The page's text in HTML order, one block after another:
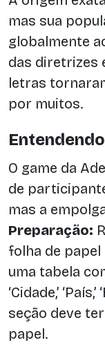
mas sua
globalmente
das diretrizes
letras
por muitos.
O game da
de
mas a
Preparação:
folha de
uma tabela
‘Cidade,’
seção deve
papel.